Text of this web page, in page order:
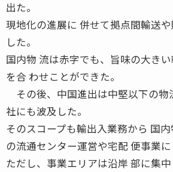
出た。
現地化の進展に 併せて拠点間輸送
した。
国内物 流は赤字でも、旨味の大き
を合 わせことができた。
その後、中国進出は中堅以下の物
社にも波及した。
そのスコープも輸出入業務から 国
の流通センター運営や宅配 便事業に
ただし、事業エリアは沿岸 部に集